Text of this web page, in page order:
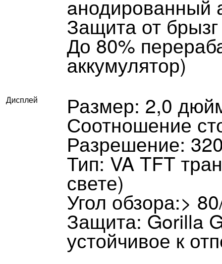
aнодированный
Защита от
До 80%
аккумулятор)
Дисплей Размер: 2,0
Соотношение
Разрешение:
Тип: VA TFT
свете)
Угол обзора:>
Защита: Gorilla
устойчивое к